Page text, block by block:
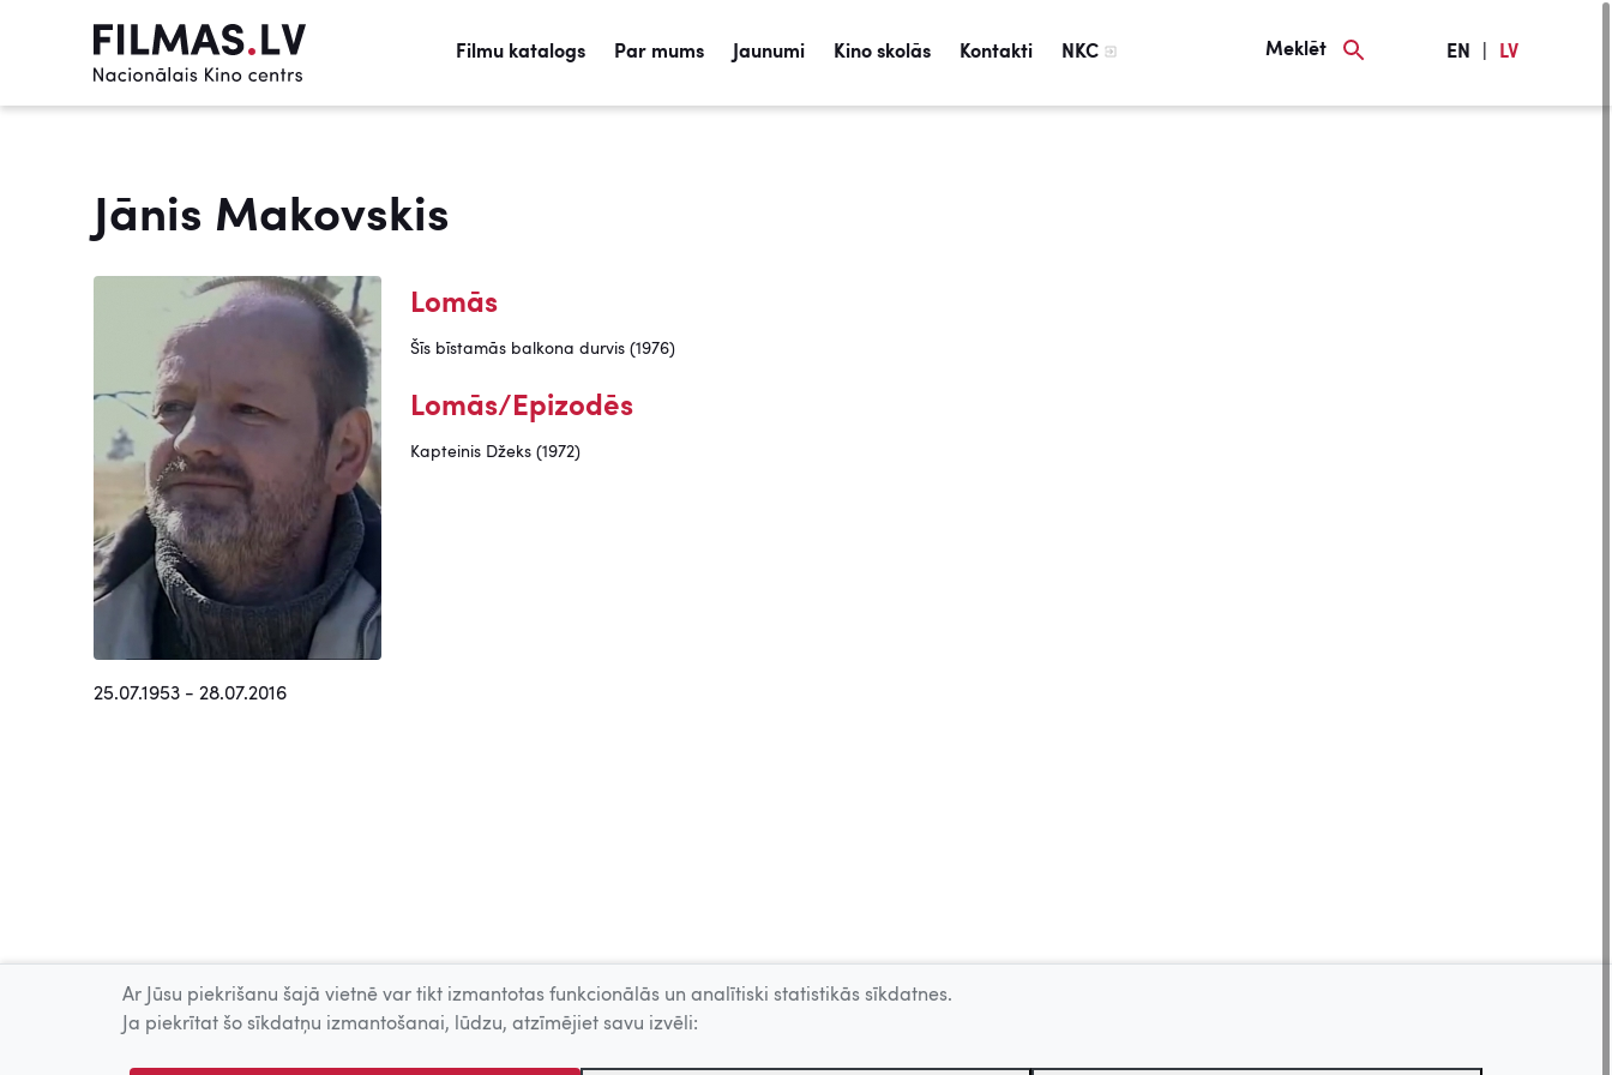
Filmu katalogs Par mums Jaunumi Kino skolās Kontakti NKC Meklēt EN LV
Jānis Makovskis
25.07.1953 - 28.07.2016
Lomās
Šīs bīstamās balkona durvis (1976)
Lomās/Epizodēs
Kapteinis Džeks (1972)
Ar Jūsu piekrišanu šajā vietnē var tikt izmantotas funkcionālās un analītiski statistikās sīkdatnes.
Ja piekrītat šo sīkdatņu izmantošanai, lūdzu, atzīmējiet savu izvēli: